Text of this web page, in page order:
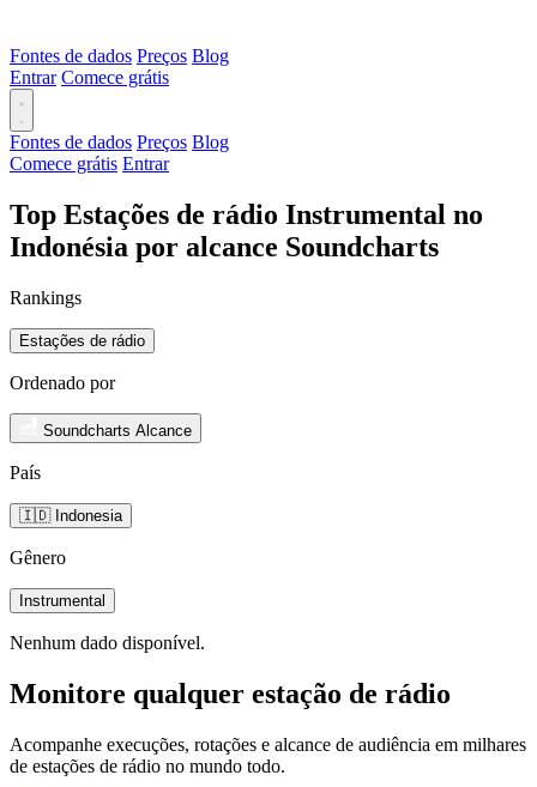
Fontes de dados Preços Blog
Entrar Comece grátis
Fontes de dados Preços Blog
Comece grátis Entrar
Top Estações de rádio Instrumental no
Indonésia por alcance Soundcharts
Rankings
Estações de rádio
Ordenado por
Soundcharts Alcance
País
🇮🇩 Indonesia
Gênero
Instrumental
Nenhum dado disponível.
Monitore qualquer estação de rádio
Acompanhe execuções, rotações e alcance de audiência em milhares
de estações de rádio no mundo todo.